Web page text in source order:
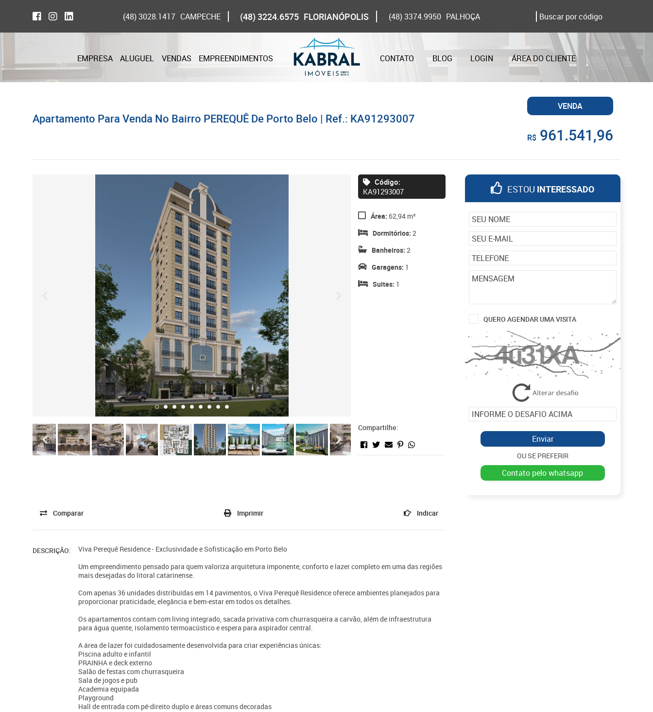
(48) 3028.1417 CAMPECHE (48) 3224.6575 FLORIANÓPOLIS (48) 3374.9950 PALHOÇA
EMPRESA ALUGUEL VENDAS EMPREENDIMENTOS CONTATO BLOG LOGIN ÁREA DO CLIENTE
Apartamento Para Venda No Bairro PEREQUÊ De Porto Belo | Ref.: KA91293007
VENDA
R$961.541,96
ESTOU INTERESSADO
QUERO AGENDAR UMA VISITA
Enviar
OU SE PREFERIR
contato pelo whatsapp
Código:
KA91293007
Área: 62,94 m²
Dormitórios: 2
Banheiros: 2
Garagens: 1
Suites: 1
Compartilhe:
Comparar Imprimir Indicar
DESCRIÇÃO:
Viva Perequê Residence - Exclusividade e Sofisticação em Porto Belo
Um empreendimento pensado para quem valoriza arquitetura imponente, conforto e lazer completo em uma das regiões
mais desejadas do litoral catarinense.
Com apenas 36 unidades distribuídas em 14 pavimentos, o Viva Perequê Residence oferece ambientes planejados para
proporcionar praticidade, elegância e bem-estar em todos os detalhes.
Os apartamentos contam com living integrado, sacada privativa com churrasqueira a carvão, além de infraestrutura
para água quente, isolamento termoacústico e espera para aspirador central.
A área de lazer foi cuidadosamente desenvolvida para criar experiências únicas:
Piscina adulto e infantil
PRAINHA e deck externo
Salão de festas com churrasqueira
Sala de jogos e pub
Academia equipada
Playground
Hall de entrada com pé-direito duplo e áreas comuns decoradas